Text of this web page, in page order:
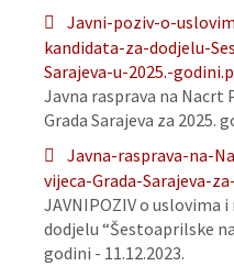
Javni-poziv-o-
kandidata-za-dodjelu-
Sarajeva-u-2025.-
Javna rasprava na Nacrt
Grada Sarajeva za 2025.
Javna-rasprava-na-
vijeca-Grada-Sarajeva-
JAVNIPOZIV o uslovima
dodjelu “Šestoaprilske
godini - 11.12.2023.